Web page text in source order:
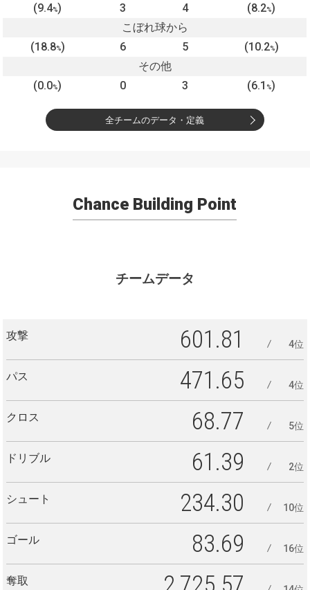
(9.4%) 3 4 (8.2%)
こぼれ球から
(18.8%) 6 5 (10.2%)
その他
(0.0%) 0 3 (6.1%)
全チームのデータ・定義
Chance Building Point
チームデータ
攻撃 601.81 4位
パス 471.65 4位
クロス 68.77 5位
ドリブル 61.39 2位
シュート 234.30 10位
ゴール 83.69 16位
奪取